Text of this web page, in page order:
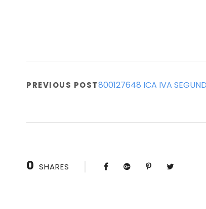
PREVIOUS POST800127648 ICA IVA
0 SHARES